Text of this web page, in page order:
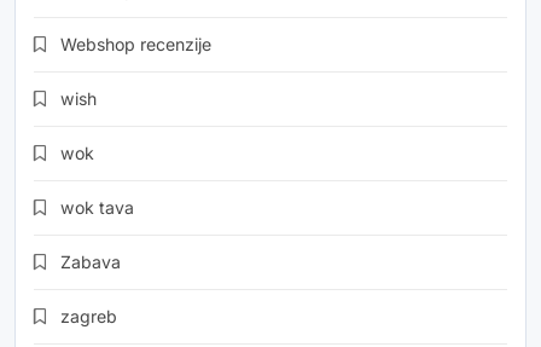
Webshop recenzije
wish
wok
wok tava
Zabava
zagreb